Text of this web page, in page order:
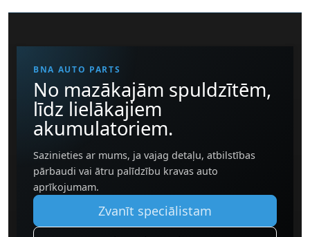
BNA AUTO PARTS
No mazākajām spuldzītēm,
līdz lielākajiem
akumulatoriem.
Sazinieties ar mums, ja vajag detaļu, atbilstības
pārbaudi vai ātru palīdzību kravas auto
aprīkojumam.
Zvanīt speciālistam